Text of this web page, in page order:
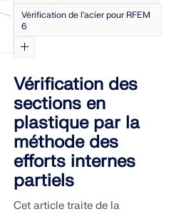
Vérification de l’acier pour RFEM
6
Vérification des
sections en
plastique par la
méthode des
efforts internes
partiels
Cet article traite de la